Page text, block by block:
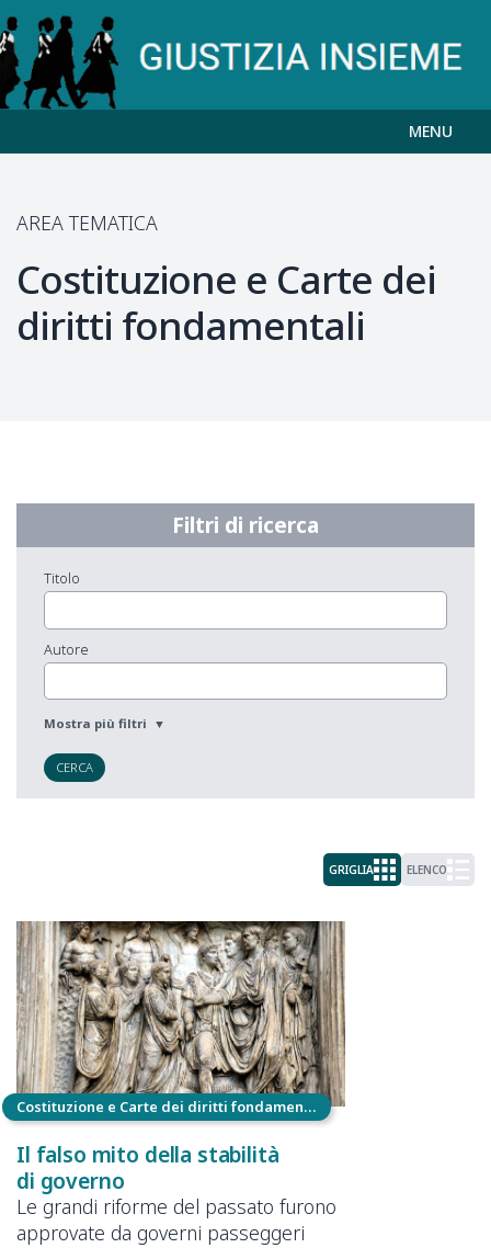
MENU
AREA TEMATICA
Costituzione e Carte dei
diritti fondamentali
Filtri di ricerca
Titolo
Autore
CERCA
GRIGLIA ELENCO
Costituzione e Carte dei diritti fondamentali
Il falso mito della stabilità
di governo
Le grandi riforme del passato furono
approvate da governi passeggeri